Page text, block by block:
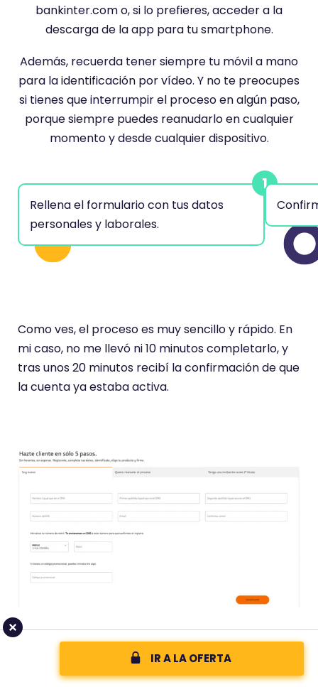
IR A LA OFERTA
bankinter.com o, si lo prefieres, acceder a la
descarga de la app para tu smartphone.
Además, recuerda tener siempre tu móvil a mano
para la identificación por vídeo. Y no te preocupes
si tienes que interrumpir el proceso en algún paso,
porque siempre puedes reanudarlo en cualquier
momento y desde cualquier dispositivo.
Rellena el formulario con tus datos
personales y laborales.
Como ves, el proceso es muy sencillo y rápido. En
mi caso, no me llevó ni 10 minutos completarlo, y
tras unos 20 minutos recibí la confirmación de que
la cuenta ya estaba activa.
Opinión sobre la atención al
cliente de Bankinter